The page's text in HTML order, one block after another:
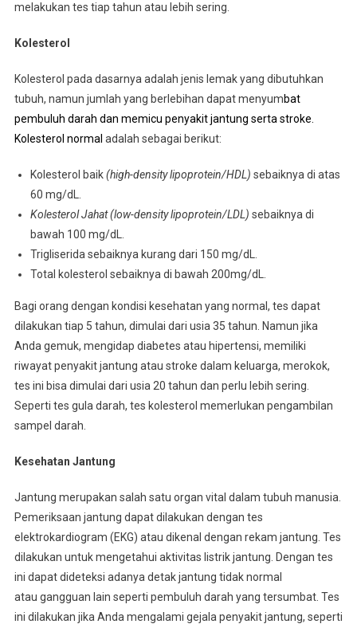
melakukan tes tiap tahun atau lebih sering.
Kolesterol
Kolesterol pada dasarnya adalah jenis lemak yang dibutuhkan
tubuh, namun jumlah yang berlebihan dapat menyumbat
pembuluh darah dan memicu penyakit jantung serta stroke.
Kolesterol normal adalah sebagai berikut:
Kolesterol baik(high-density lipoprotein/HDL) sebaiknya di atas
60 mg/dL.
Kolesterol Jahat (low-density lipoprotein/LDL) sebaiknya di
bawah 100 mg/dL.
Trigliserida sebaiknya kurang dari 150 mg/dL.
Total kolesterol sebaiknya di bawah 200mg/dL.
Bagi orang dengan kondisi kesehatan yang normal, tes dapat
dilakukan tiap 5 tahun, dimulai dari usia 35 tahun. Namun jika
Anda gemuk, mengidap diabetes atau hipertensi, memiliki
riwayat penyakit jantung atau stroke dalam keluarga, merokok,
tes ini bisa dimulai dari usia 20 tahun dan perlu lebih sering.
Seperti tes gula darah, tes kolesterol memerlukan pengambilan
sampel darah.
Kesehatan Jantung
Jantung merupakan salah satu organ vital dalam tubuh manusia.
Pemeriksaan jantung dapat dilakukan dengan tes
elektrokardiogram (EKG) atau dikenal dengan rekam jantung. Tes
dilakukan untuk mengetahui aktivitas listrik jantung. Dengan tes
ini dapat dideteksi adanya detak jantung tidak normal
atau gangguan lain seperti pembuluh darah yang tersumbat. Tes
ini dilakukan jika Anda mengalami gejala penyakit jantung, seperti